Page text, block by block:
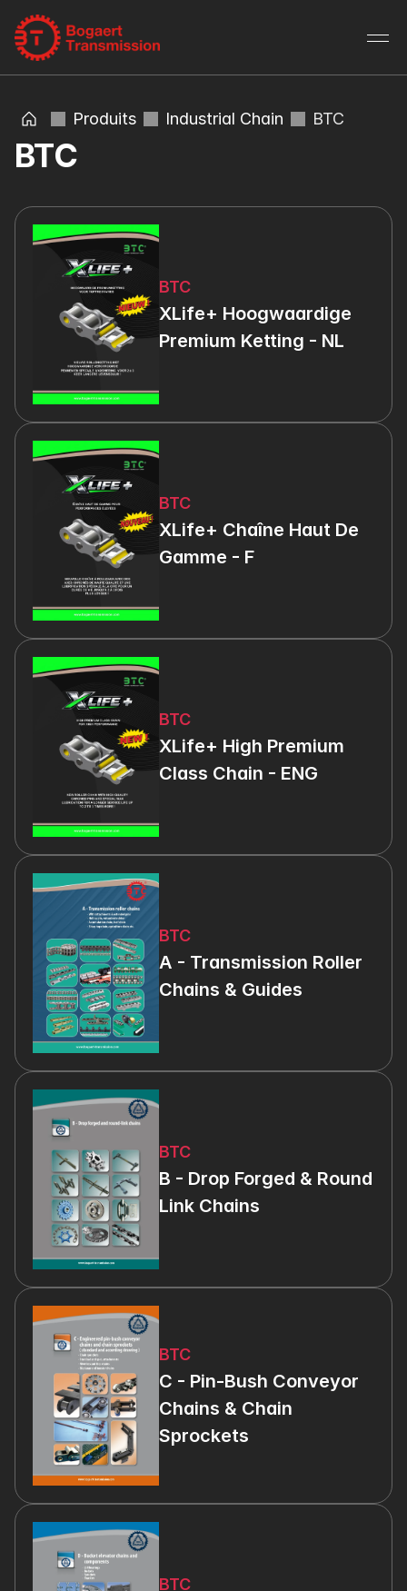
Produits Industrial Chain BTC
BTC
BTC
XLife+ Hoogwaardige
Premium Ketting - NL
BTC
XLife+ Chaîne Haut De
Gamme - F
BTC
XLife+ High Premium
Class Chain - ENG
BTC
A - Transmission Roller
Chains & Guides
BTC
B - Drop Forged & Round
Link Chains
BTC
C - Pin-Bush Conveyor
Chains & Chain
Sprockets
BTC